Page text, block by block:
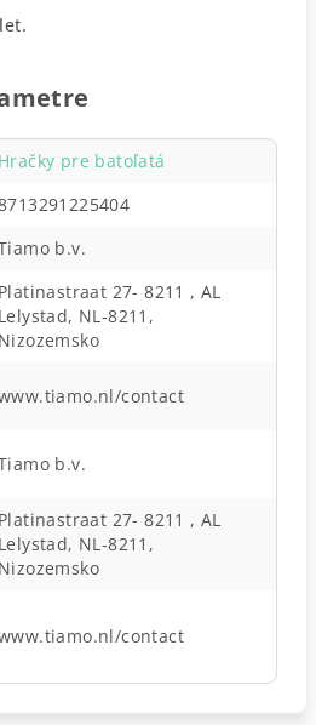
Hračky pre batoľatá
b.v.
Platinastraat 27- 8211 , AL
Lelystad, NL-8211,
Nizozemsko
contact
b.v.
Platinastraat 27- 8211 , AL
Lelystad, NL-8211,
Nizozemsko
contact